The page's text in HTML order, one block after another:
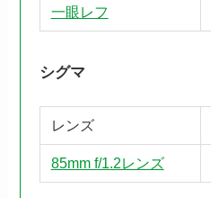
一眼レフ
シグマ
レンズ
85mm f/1.2レンズ